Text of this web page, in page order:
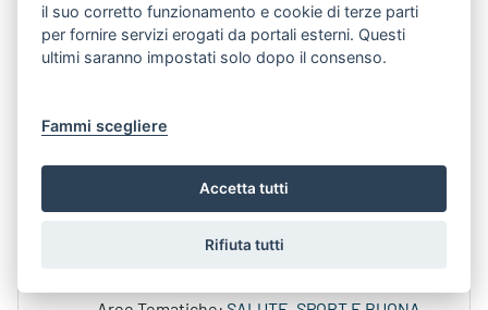
Avviso per l’accesso al Fondo per il sostegno
economico di spese veterinarie sostenute
Contenuto Web -
GettyImages-1299074530 Con
Determinazione Dirigenzialen. 154 del 17
luglio 2026,...pubblicata sul Bollettino
il suo corretto funzionamento e cookie di terze parti
per fornire servizi erogati da portali esterni. Questi
ultimi saranno impostati solo dopo il consenso.
Fammi scegliere
Accetta tutti
Rifiuta tutti